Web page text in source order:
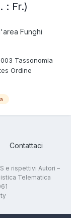
: Fr.)
Funghi
Tassonomia
Ordine
(Bull. : Fr.)
Contattaci
e rispettivi Autori –
Telematica